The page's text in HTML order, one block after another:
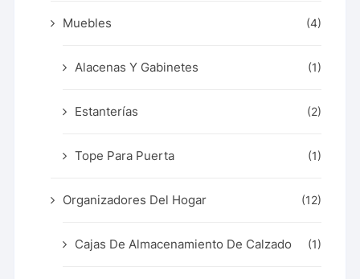
Muebles (4)
Alacenas Y Gabinetes (1)
Estanterías (2)
Tope Para Puerta (1)
Organizadores Del Hogar (12)
Cajas De Almacenamiento De Calzado (1)